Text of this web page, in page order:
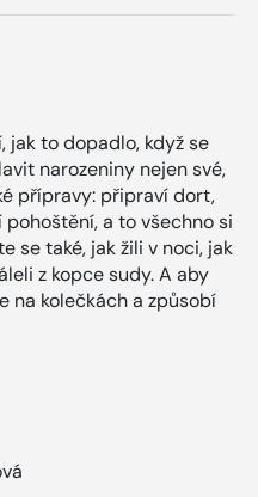
jak to dopadlo, když se
narozeniny nejen své,
přípravy: připraví dort,
a to všechno si
se také, jak žili v noci, jak
z kopce sudy. A aby
na kolečkách a způsobí